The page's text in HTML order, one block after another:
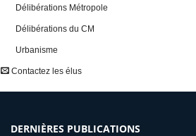
Délibérations Métropole
Délibérations du CM
Urbanisme
Contactez les élus
DERNIÈRES PUBLICATIONS